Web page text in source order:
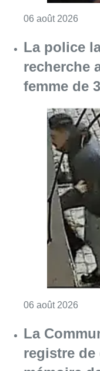
06 août 2026
La
registre
mémoire
braquage